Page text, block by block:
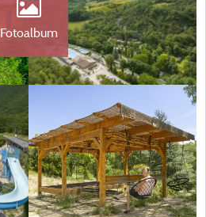
Fotoalbum